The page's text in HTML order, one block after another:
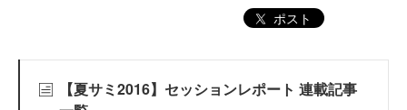
ポスト
【夏サミ2016】セッションレポート 連載記事